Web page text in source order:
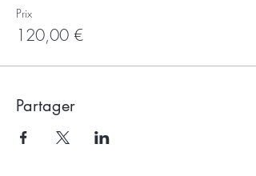
Prix
120,00 €
Partager